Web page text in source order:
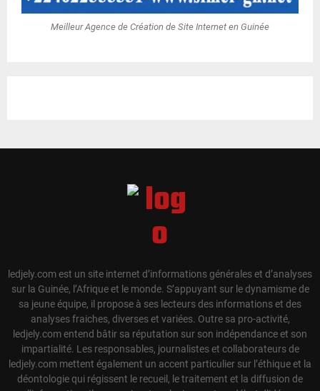
Meilleur Agence de Création de Site Internet en Guinée
ledjely.com est un site internet d’informations générales et d’analyses
sur la Guinée, l’Afrique et le monde. S’appuyant sur le dynamisme de
sa jeune équipe, il propose à ses lecteurs des informations et des
analyses fraiches, diverses et variées. Outre sa pro-activité,
ledjely.com entend bâtir sa réputation sur son indépendance et son
impartialité. Les responsables, journalistes et collaborateurs de
ledjely.com mettent également un accent particulier sur l’éthique et la
déontologie qui régissent le recueil, le traitement et la diffusion de